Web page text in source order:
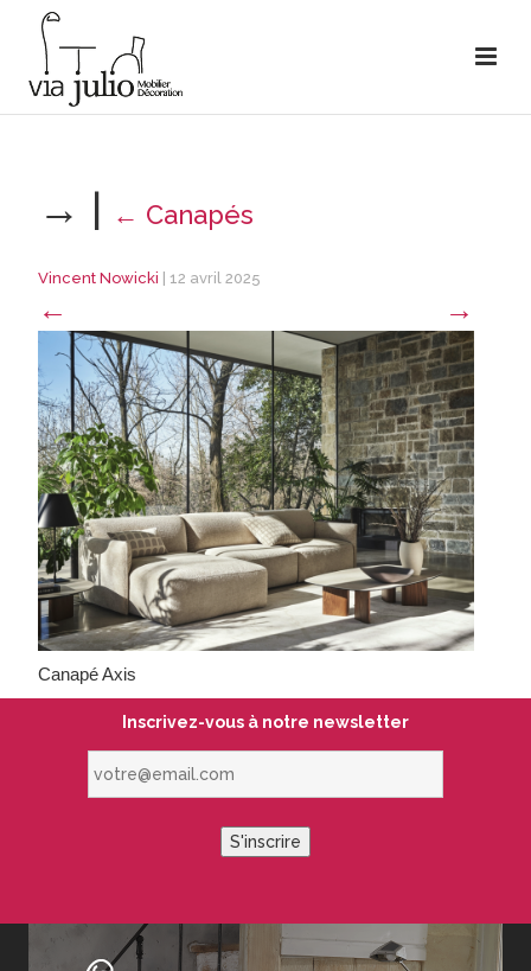
→ | ← Canapés
Vincent Nowicki 12 avril 2025
← →
Canapé Axis
Inscrivez-vous à notre newsletter
S'inscrire